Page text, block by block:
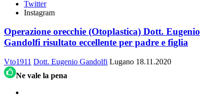
Twitter
Instagram
Operazione orecchie (Otoplastica) Dott. Eugenio
Gandolfi risultato eccellente per padre e figlia
Vto1911 Dott. Eugenio Gandolfi Lugano 18.11.2020
Ne vale la pena